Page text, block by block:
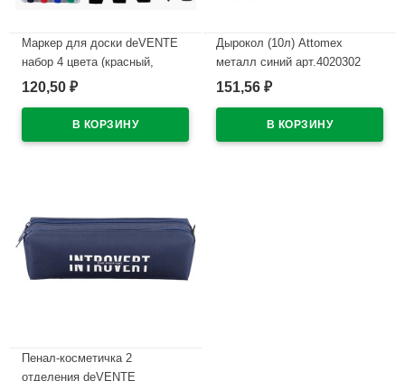
Маркер для доски deVENTE
набор 4 цвета (красный,
синий, черный, зеленый) 2мм
магнитом для крепления
арт.5040605 (Ст.4)
120,50 ₽
Дырокол (10л) Attomex
металл синий арт.4020302
В наличии
151,56 ₽
Пенал-косметичка 2
отделения deVENTE